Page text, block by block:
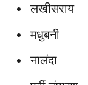
लखीसराय
मधुबनी
नालंदा